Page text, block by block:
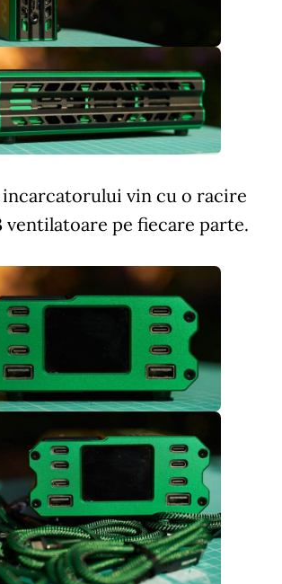
incarcatorului vin cu o racire
ventilatoare pe fiecare parte.